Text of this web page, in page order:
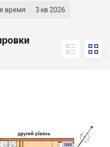
время 3 кв 2026
 